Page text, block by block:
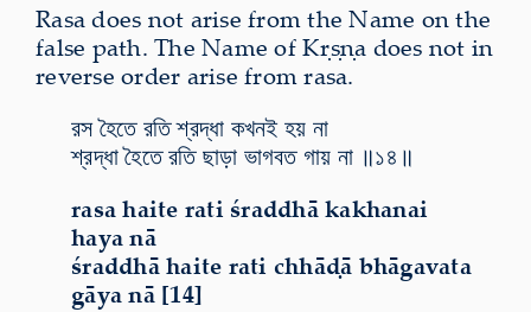
Rasa does not arise from the Name on the
false path. The Name of Kṛṣṇa does not in
reverse order arise from rasa.
রস হৈতে রতি শ্রদ্ধা কখনই হয় না
শ্রদ্ধা হৈতে রতি ছাড়া ভাগবত গায় না ॥১৪॥
rasa haite rati śraddhā kakhanai
haya nā
śraddhā haite rati chhāḍā bhāgavata
gāya nā [14]